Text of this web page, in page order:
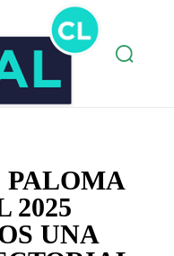
PALOMA
2025
UNA